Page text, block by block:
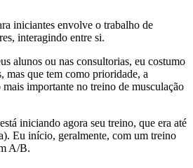
iniciantes envolve o trabalho de
interagindo entre si.
alunos ou nas consultorias, eu costumo
mas que tem como prioridade, a
importante no treino de musculação
iniciando agora seu treino, que era até
Eu início, geralmente, com um treino
A/B.